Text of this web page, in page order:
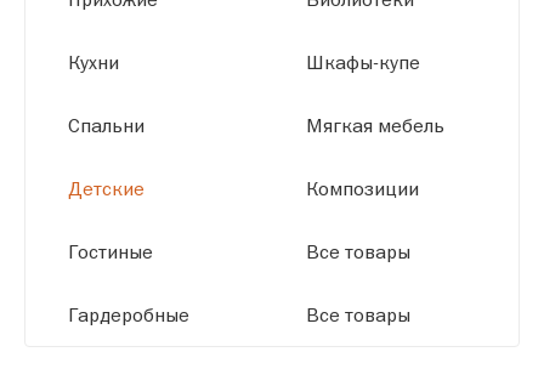
размерам.
Кухни
Спальни
Детские
Гостиные
Гардеробные
Шкафы-купе
Мягкая мебель
Композиции
Все товары
Все товары